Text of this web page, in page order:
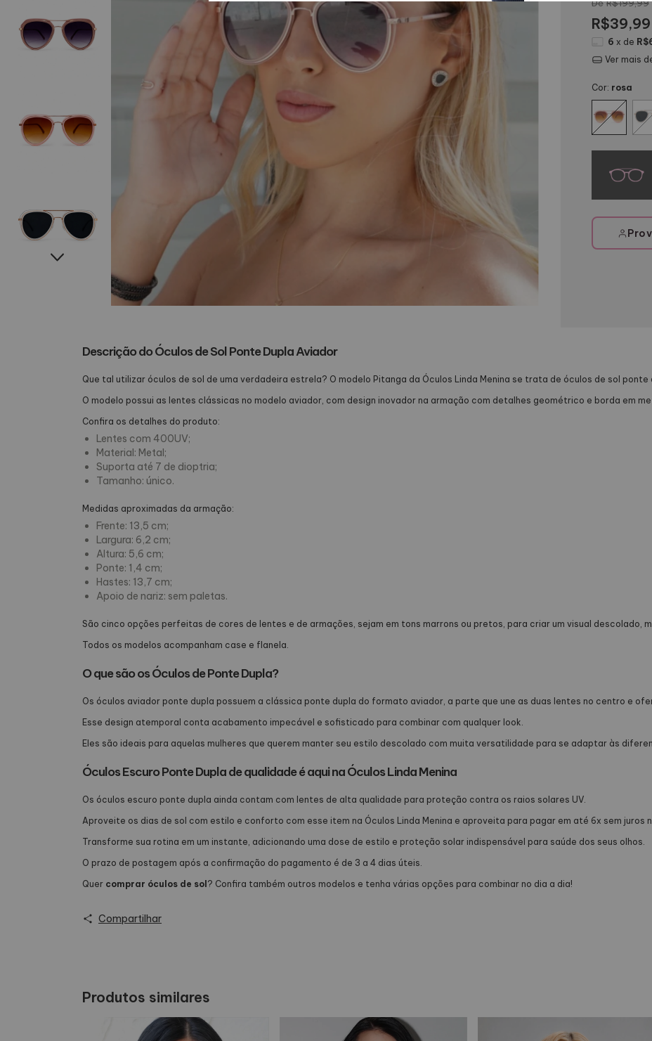
R$199,99
R$39,99
6 x de
Ver mais
Cor: rosa
Descrição do Óculos de Sol Ponte Dupla Aviador
Que tal utilizar óculos de sol de uma verdadeira estrela? O modelo Pitanga da Óculos Linda Menina se trata de óculos de sol
O modelo possui as lentes clássicas no modelo aviador, com design inovador na armação com detalhes geométrico e borda em
Confira os detalhes do produto:
Lentes com 400UV;
Material: Metal;
Suporta até 7 de dioptria;
Tamanho: único.
Medidas aproximadas da armação:
Frente: 13,5 cm;
Largura: 6,2 cm;
Altura: 5,6 cm;
Ponte: 1,4 cm;
Hastes: 13,7 cm;
Apoio de nariz: sem paletas.
São cinco opções perfeitas de cores de lentes e de armações, sejam em tons marrons ou pretos, para criar um visual descolado,
Todos os modelos acompanham case e flanela.
O que são os Óculos de Ponte Dupla?
Os óculos aviador ponte dupla possuem a clássica ponte dupla do formato aviador, a parte que une as duas lentes no centro e
Esse design atemporal conta acabamento impecável e sofisticado para combinar com qualquer look.
Eles são ideais para aquelas mulheres que querem manter seu estilo descolado com muita versatilidade para se adaptar às
Óculos Escuro Ponte Dupla de qualidade é aqui na Óculos Linda Menina
Os óculos escuro ponte dupla ainda contam com lentes de alta qualidade para proteção contra os raios solares UV.
Aproveite os dias de sol com estilo e conforto com esse item na Óculos Linda Menina e aproveita para pagar em até 6x sem juros
Transforme sua rotina em um instante, adicionando uma dose de estilo e proteção solar indispensável para saúde dos seus olhos.
O prazo de postagem após a confirmação do pagamento é de 3 a 4 dias úteis.
Quer comprar óculos de sol? Confira também outros modelos e tenha várias opções para combinar no dia a dia!
Compartilhar
Produtos similares